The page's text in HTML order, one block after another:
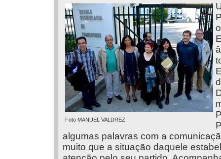
Foto MANUEL VALDREZ
algumas palavras com a
muito que a situação daquele